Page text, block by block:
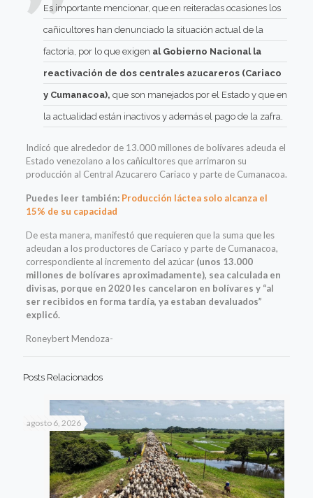
Es importante mencionar, que en reiteradas ocasiones los
cañicultores han denunciado la situación actual de la
factoría, por lo que exigen al Gobierno Nacional la
reactivación de dos centrales azucareros (Cariaco
y Cumanacoa), que son manejados por el Estado y que en
la actualidad están inactivos y además el pago de la zafra.
Indicó que alrededor de 13.000 millones de bolívares adeuda el
Estado venezolano a los cañicultores que arrimaron su
producción al Central Azucarero Cariaco y parte de Cumanacoa.
Puedes leer también: Producción láctea solo alcanza el
15% de su capacidad
De esta manera, manifestó que requieren que la suma que les
adeudan a los productores de Cariaco y parte de Cumanacoa,
correspondiente al incremento del azúcar (unos 13.000
millones de bolívares aproximadamente), sea calculada en
divisas, porque en 2020 les cancelaron en bolívares y “al
ser recibidos en forma tardía, ya estaban devaluados”
explicó.
Roneybert Mendoza-
Posts Relacionados
agosto 6, 2026